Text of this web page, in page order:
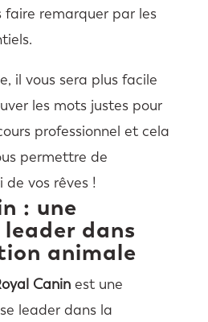
remarquer par les
il vous sera plus facile
les mots justes pour
professionnel et cela
permettre de
de vos rêves !
: une
dans
animale
Caninest une
leader dans la